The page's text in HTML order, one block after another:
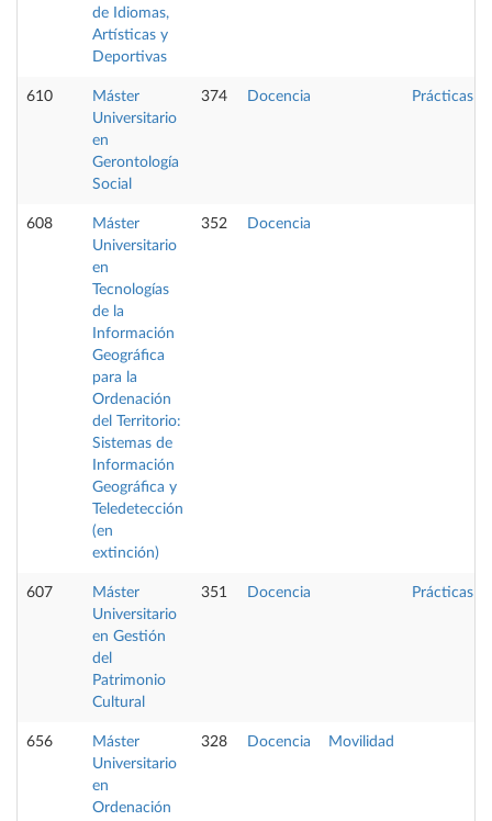
de Idiomas,
Artísticas y
Deportivas
610
Máster
Universitario
en
Gerontología
Social
374 Docencia Prácticas
608
Máster
Universitario
en
Tecnologías
de la
Información
Geográfica
para la
Ordenación
del Territorio:
Sistemas de
Información
Geográfica y
Teledetección
(en
extinción)
352 Docencia
607
Máster
Universitario
en Gestión
del
Patrimonio
Cultural
351 Docencia Prácticas
656
Máster
Universitario
en
Ordenación
328 Docencia Movilidad